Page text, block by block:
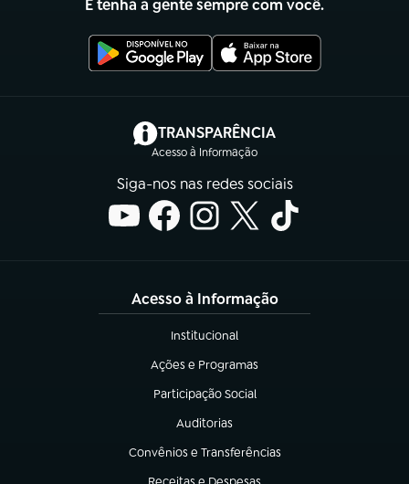
E tenha a gente sempre com você.
TRANSPARÊNCIA
Acesso à Informação
(abre em nova aba)
Siga-nos nas redes sociais
Acesso à Informação
Institucional
(abre em nova aba)
Ações e Programas
(abre em nova aba)
Participação Social
(abre em nova aba)
Auditorias
(abre em nova aba)
Convênios e Transferências
(abre em nova aba)